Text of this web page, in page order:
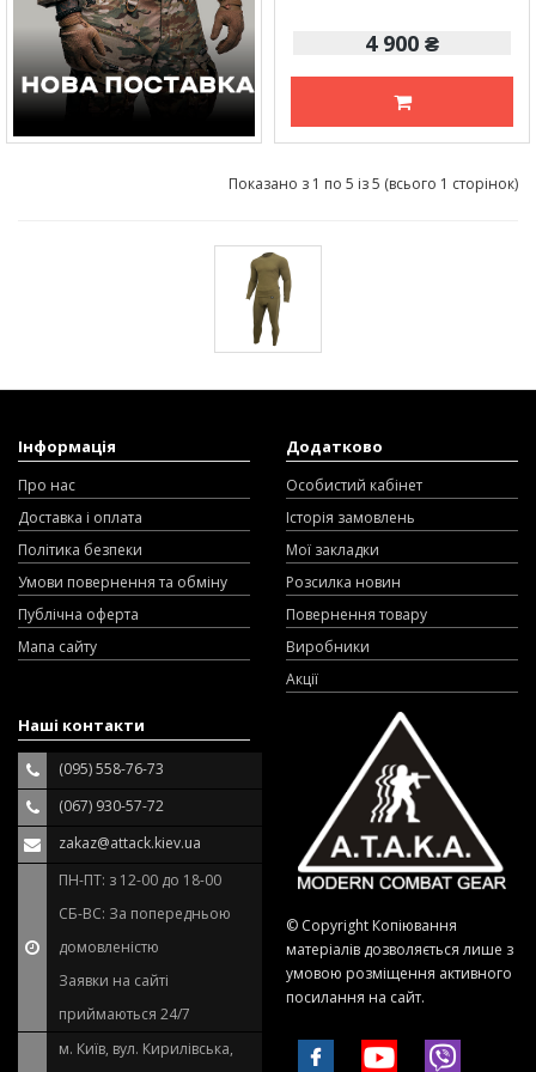
4 900 ₴
Показано з 1 по 5 із 5 (всього 1 сторінок)
Інформація
Про нас
Доставка і оплата
Політика безпеки
Умови повернення та обміну
Публічна оферта
Мапа сайту
Додатково
Особистий кабінет
Історія замовлень
Мої закладки
Розсилка новин
Повернення товару
Виробники
Акції
Наші контакти
(095) 558-76-73
(067) 930-57-72
zakaz@attack.kiev.ua
ПН-ПТ: з 12-00 до 18-00
СБ-ВС: За попередньою
домовленістю
Заявки на сайті
приймаються 24/7
м. Київ, вул. Кирилівська,
© Copyright Копіювання
матеріалів дозволяється лише з
умовою розміщення активного
посилання на сайт.